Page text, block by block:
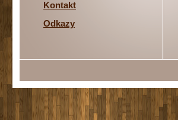
Kontakt
Odkazy